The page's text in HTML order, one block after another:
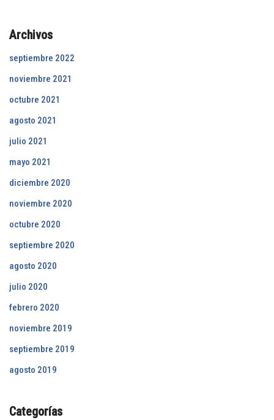
Archivos
septiembre 2022
noviembre 2021
octubre 2021
agosto 2021
julio 2021
mayo 2021
diciembre 2020
noviembre 2020
octubre 2020
septiembre 2020
agosto 2020
julio 2020
febrero 2020
noviembre 2019
septiembre 2019
agosto 2019
Categorías